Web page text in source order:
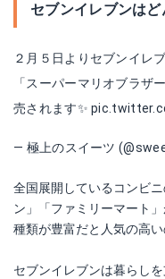
セブンイレブンは
２月５日よりセブンイレ
「スーパーマリオブラザ
売されます✨
— 極上のスイーツ
全国展開しているコンビ
ン」「ファミリーマート
種類が豊富だと人気の高
セブンイレブンは暮らし